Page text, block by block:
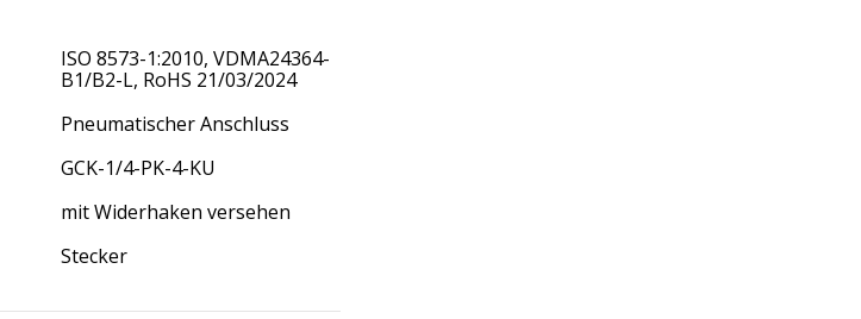
ISO 8573-1:2010, VDMA24364-
B1/B2-L, RoHS 21/03/2024
Pneumatischer Anschluss
GCK-1/4-PK-4-KU
mit Widerhaken versehen
Stecker